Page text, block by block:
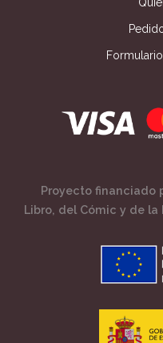
Proyecto financiado
Libro, del Cómic y de